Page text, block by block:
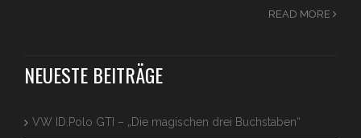
READ MORE
NEUESTE BEITRÄGE
VW ID.Polo GTI – „Die magischen drei Buchstaben“